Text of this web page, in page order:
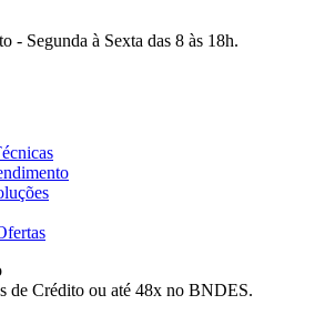
- Segunda à Sexta das 8 às 18h.
de Crédito ou até 48x no BNDES.